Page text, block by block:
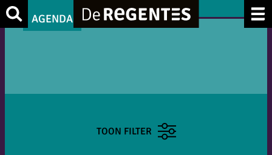
Zoek
AGENDA
TOON FILTER